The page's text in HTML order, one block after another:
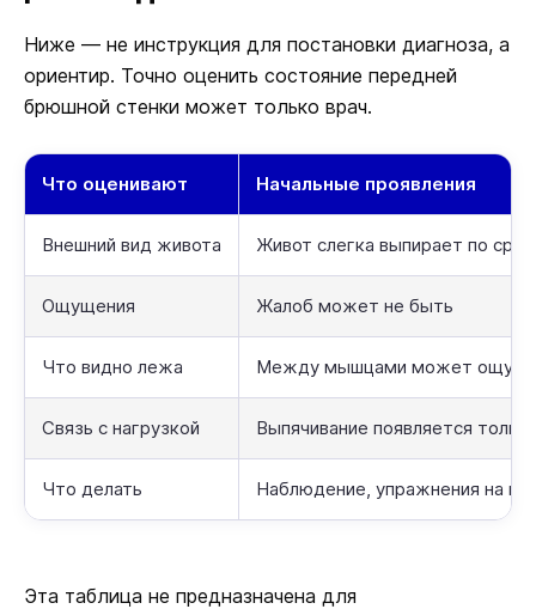
Ниже — не инструкция для постановки диагноза, а
ориентир. Точно оценить состояние передней
брюшной стенки может только врач.
Что оценивают Начальные проявления
Внешний вид живота Живот слегка выпирает по
Ощущения Жалоб может не быть
Что видно лежа Между мышцами может
Связь с нагрузкой Выпячивание появляется
Что делать Наблюдение, упражнения на
Эта таблица не предназначена для